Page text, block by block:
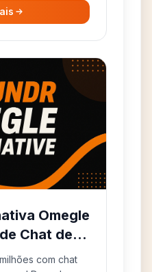
Omegle
Chat de
com chat